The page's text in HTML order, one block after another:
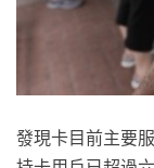
發現卡目前主要